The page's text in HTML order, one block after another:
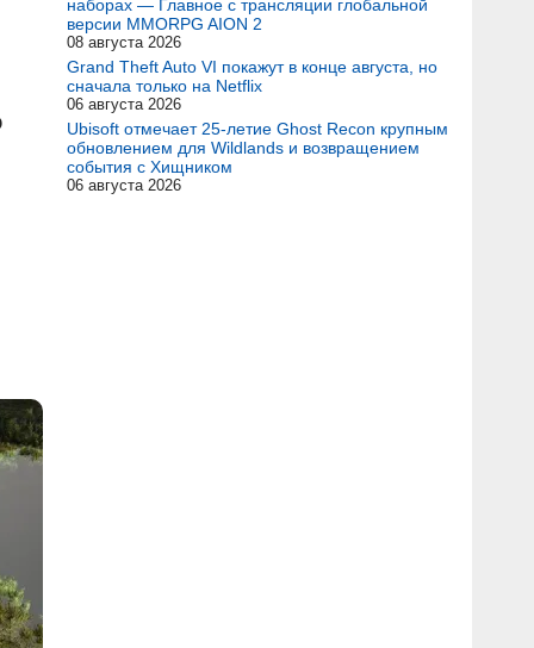
наборах — Главное с трансляции глобальной
версии MMORPG AION 2
08 августа 2026
Grand Theft Auto VI покажут в конце августа, но
сначала только на Netflix
06 августа 2026
Ubisoft отмечает 25-летие Ghost Recon крупным
обновлением для Wildlands и возвращением
события с Хищником
06 августа 2026